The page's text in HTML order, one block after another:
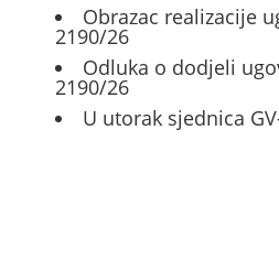
Obrazac realizacije
2190/26
Odluka o dodjeli
2190/26
U utorak sjednica